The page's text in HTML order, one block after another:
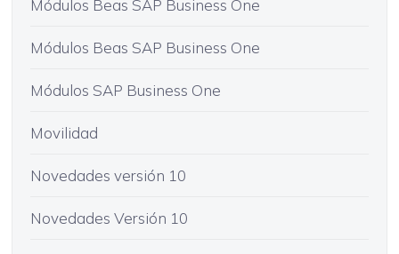
Módulos Beas SAP Business One
Módulos Beas SAP Business One
Módulos SAP Business One
Movilidad
Novedades versión 10
Novedades Versión 10